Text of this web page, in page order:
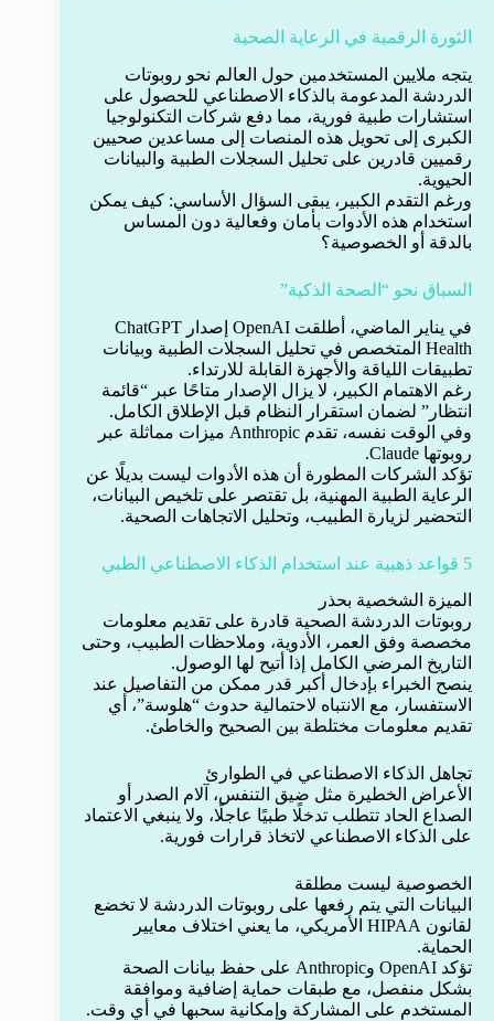
الثورة الرقمية في الرعاية الصحية
يتجه ملايين المستخدمين حول العالم نحو روبوتات
الدردشة المدعومة بالذكاء الاصطناعي للحصول على
استشارات طبية فورية، مما دفع شركات التكنولوجيا
الكبرى إلى تحويل هذه المنصات إلى مساعدين صحيين
رقميين قادرين على تحليل السجلات الطبية والبيانات
الحيوية.
ورغم التقدم الكبير، يبقى السؤال الأساسي: كيف يمكن
استخدام هذه الأدوات بأمان وفعالية دون المساس
بالدقة أو الخصوصية؟
السباق نحو “الصحة الذكية”
في يناير الماضي، أطلقت OpenAI إصدار ChatGPT
Health المتخصص في تحليل السجلات الطبية وبيانات
تطبيقات اللياقة والأجهزة القابلة للارتداء.
رغم الاهتمام الكبير، لا يزال الإصدار متاحًا عبر “قائمة
انتظار” لضمان استقرار النظام قبل الإطلاق الكامل.
وفي الوقت نفسه، تقدم Anthropic ميزات مماثلة عبر
روبوتها Claude.
تؤكد الشركات المطورة أن هذه الأدوات ليست بديلًا عن
الرعاية الطبية المهنية، بل تقتصر على تلخيص البيانات،
التحضير لزيارة الطبيب، وتحليل الاتجاهات الصحية.
5 قواعد ذهبية عند استخدام الذكاء الاصطناعي الطبي
الميزة الشخصية بحذر
روبوتات الدردشة الصحية قادرة على تقديم معلومات
مخصصة وفق العمر، الأدوية، وملاحظات الطبيب، وحتى
التاريخ المرضي الكامل إذا أتيح لها الوصول.
ينصح الخبراء بإدخال أكبر قدر ممكن من التفاصيل عند
الاستفسار، مع الانتباه لاحتمالية حدوث “هلوسة”، أي
تقديم معلومات مختلطة بين الصحيح والخاطئ.
تجاهل الذكاء الاصطناعي في الطوارئ
الأعراض الخطيرة مثل ضيق التنفس، آلام الصدر أو
الصداع الحاد تتطلب تدخلًا طبيًا عاجلًا، ولا ينبغي الاعتماد
على الذكاء الاصطناعي لاتخاذ قرارات فورية.
الخصوصية ليست مطلقة
البيانات التي يتم رفعها على روبوتات الدردشة لا تخضع
لقانون HIPAA الأمريكي، ما يعني اختلاف معايير
الحماية.
تؤكد OpenAI وAnthropic على حفظ بيانات الصحة
بشكل منفصل، مع طبقات حماية إضافية وموافقة
المستخدم على المشاركة وإمكانية سحبها في أي وقت.